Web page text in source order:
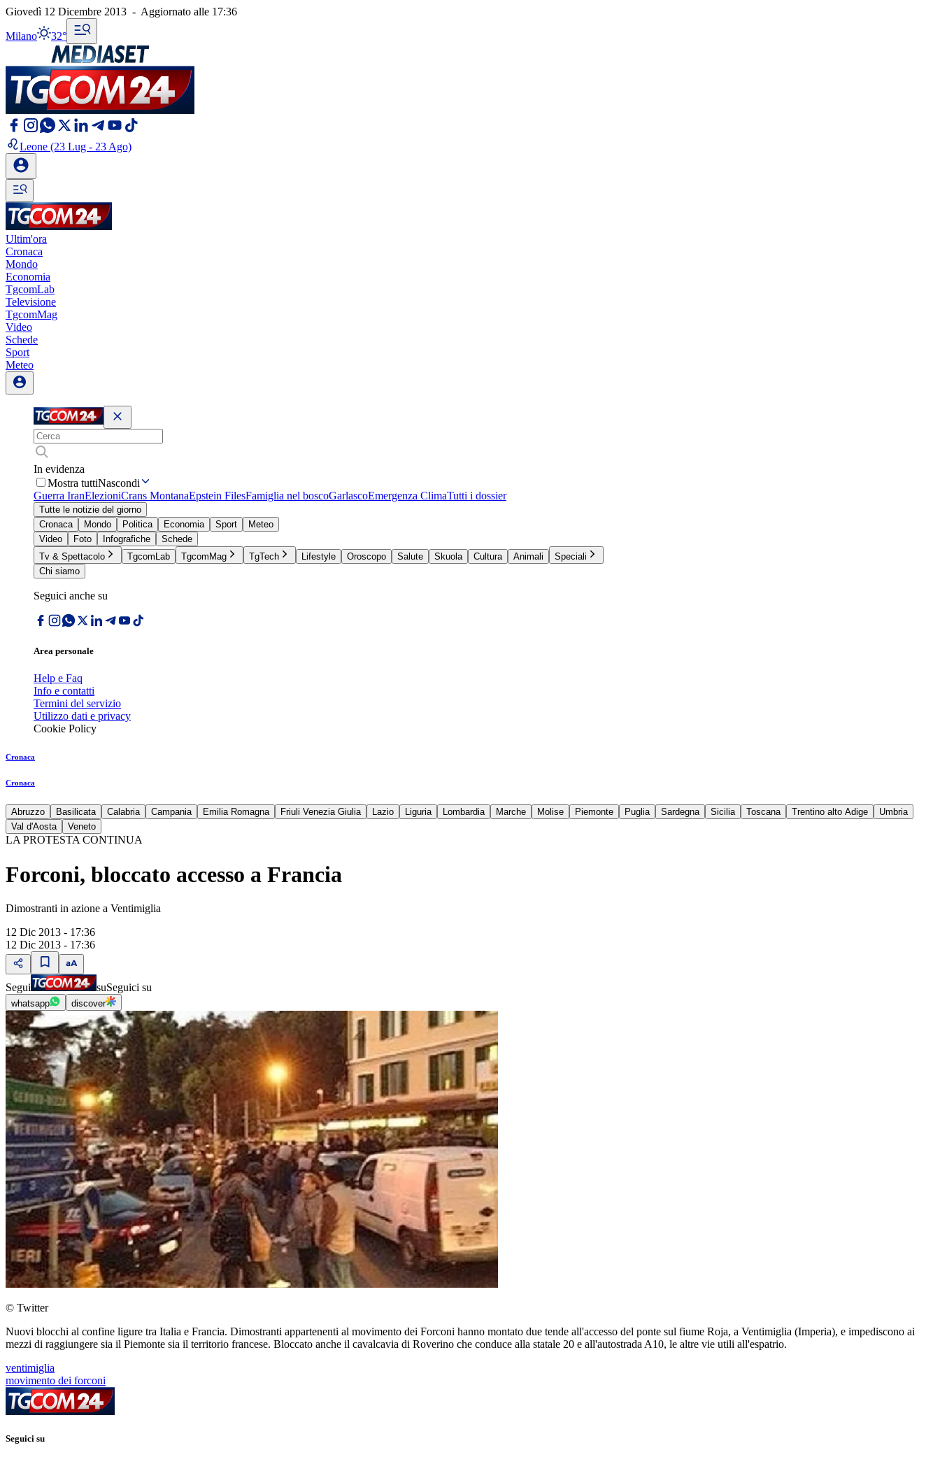
Giovedì 12 Dicembre 2013 - Aggiornato alle 17:36
Milano 32°
Leone (23 Lug - 23 Ago)
Ultim'ora
Cronaca
Mondo
Economia
TgcomLab
Televisione
TgcomMag
Video
Schede
Sport
Meteo
In evidenza
Mostra tuttiNascondi
Guerra IranElezioniCrans MontanaEpstein FilesFamiglia nel boscoGarlascoEmergenza ClimaTutti i dossier
Tutte le notizie del giorno
Cronaca
Mondo Politica Economia Sport
Meteo
Video
Foto Infografiche
Schede
Tv & Spettacolo
TgcomLab TgcomMag TgTech Lifestyle Oroscopo Salute Skuola Cultura Animali
Speciali
Chi siamo
Seguici anche su
Area personale
Help e Faq
Info e contatti
Termini del servizio
Utilizzo dati e privacy
Cookie Policy
Cronaca
Cronaca
Abruzzo Basilicata Calabria Campania Emilia Romagna Friuli Venezia Giulia Lazio Liguria Lombardia Marche Molise Piemonte Puglia Sardegna Sicilia Toscana Trentino alto Adige
Umbria
Val d'Aosta
Veneto
LA PROTESTA CONTINUA
Forconi, bloccato accesso a Francia
Dimostranti in azione a Ventimiglia
12 Dic 2013 - 17:36
12 Dic 2013 - 17:36
Segui suSeguici su
whatsapp discover
© Twitter
Nuovi blocchi al confine ligure tra Italia e Francia. Dimostranti appartenenti al movimento dei Forconi hanno montato due tende all'accesso del ponte sul fiume Roja, a Ventimiglia (Imperia), e impediscono ai
mezzi di raggiungere sia il Piemonte sia il territorio francese. Bloccato anche il cavalcavia di Roverino che conduce alla statale 20 e all'autostrada A10, le altre vie utili all'espatrio.
ventimiglia
movimento dei forconi
Seguici su